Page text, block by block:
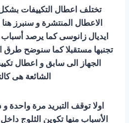
تختلف اعطال التكييفات
الاعطال المنتشرة و سنبرز
ايديال زانوسى كما يرصد
تجنبها مستقبلا كما سنوضح طرق
الجهاز الى سابق و اعطال
الشائعة هى
اولا توقف التبريد مرة
الأسباب منها تكوين الثلوج